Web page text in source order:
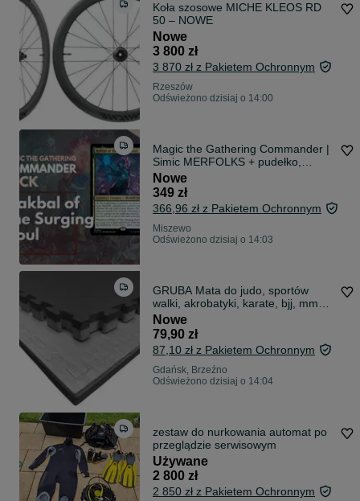
Koła szosowe MICHE KLEOS RD
50 – NOWE
Nowe
3 800 zł
3 870 zł z Pakietem Ochronnym
Rzeszów
Odświeżono dzisiaj o 14:00
Magic the Gathering Commander |
Simic MERFOLKS + pudełko,
koszulki
Nowe
349 zł
366,96 zł z Pakietem Ochronnym
Miszewo
Odświeżono dzisiaj o 14:03
GRUBA Mata do judo, sportów
walki, akrobatyki, karate, bjj, mma,
piankowa puzzle 4cm XXL duża
1x1m tatami
Nowe
79,90 zł
87,10 zł z Pakietem Ochronnym
Gdańsk, Brzeźno
Odświeżono dzisiaj o 14:04
zestaw do nurkowania automat po
przeglądzie serwisowym
Używane
2 800 zł
2 850 zł z Pakietem Ochronnym